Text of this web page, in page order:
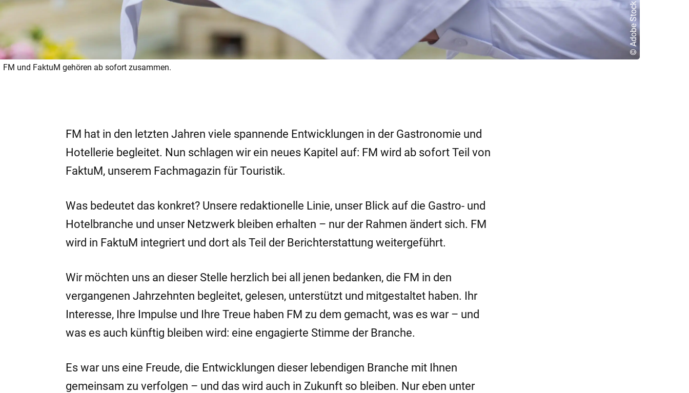
© Adobe Stock
FM und FaktuM gehören ab sofort zusammen.
FM hat in den letzten Jahren viele spannende Entwicklungen in der Gastronomie und
Hotellerie begleitet. Nun schlagen wir ein neues Kapitel auf: FM wird ab sofort Teil von
FaktuM, unserem Fachmagazin für Touristik.
Was bedeutet das konkret? Unsere redaktionelle Linie, unser Blick auf die Gastro- und
Hotelbranche und unser Netzwerk bleiben erhalten – nur der Rahmen ändert sich. FM
wird in FaktuM integriert und dort als Teil der Berichterstattung weitergeführt.
Wir möchten uns an dieser Stelle herzlich bei all jenen bedanken, die FM in den
vergangenen Jahrzehnten begleitet, gelesen, unterstützt und mitgestaltet haben. Ihr
Interesse, Ihre Impulse und Ihre Treue haben FM zu dem gemacht, was es war – und
was es auch künftig bleiben wird: eine engagierte Stimme der Branche.
Es war uns eine Freude, die Entwicklungen dieser lebendigen Branche mit Ihnen
gemeinsam zu verfolgen – und das wird auch in Zukunft so bleiben. Nur eben unter